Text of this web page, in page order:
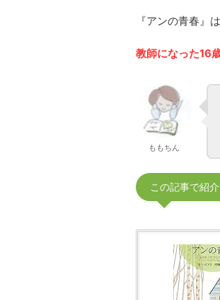
『アンの青春』
教師になった16
ももちん
この記事で紹